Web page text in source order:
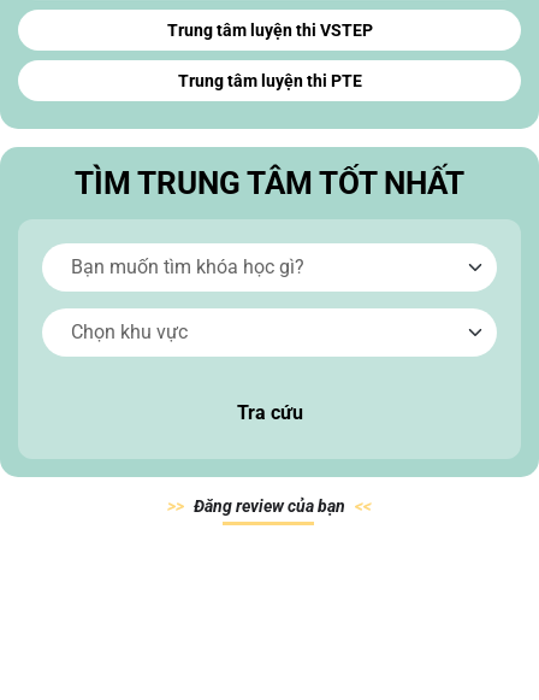
Trung tâm luyện thi VSTEP
Trung tâm luyện thi PTE
TÌM TRUNG TÂM TỐT NHẤT
Tra cứu
Đăng review củabạn